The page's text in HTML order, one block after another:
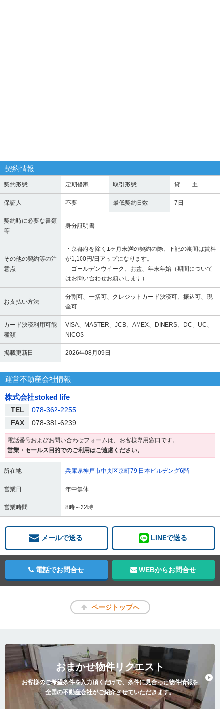
契約情報
契約形態 定期借家 取引形態 貸 主
保証人 不要 最低契約日数 7日
契約時に必要な書類
等
身分証明書
その他の契約等の注
意点
・京都府を除く1ヶ月未満の契約の際、下記の期間は賃料
が1,100円/日アップになります。
ゴールデンウイーク、お盆、年末年始（期間について
はお問い合わせお願いします）
お支払い方法
分割可、一括可、クレジットカード決済可、振込可、現
金可
カード決済利用可能
種類
VISA、MASTER、JCB、AMEX、DINERS、DC、UC、
NICOS
掲載更新日 2026年08月09日
運営不動産会社情報
株式会社stoked life
TEL
078-362-2255
FAX
078-381-6239
電話番号およびお問い合わせフォームは、お客様専用窓口です。
営業・セールス目的でのご利用はご遠慮ください。
所在地 兵庫県神戸市中央区京町79 日本ビルヂング6階
営業日 年中無休
営業時間 8時～22時
メールで送る LINEで送る
電話でお問合せ WEBからお問合せ
ページトップへ
おまかせ物件リクエスト
お客様のご希望条件を入力頂くだけで、条件に見合った物件情報を
全国の不動産会社がご紹介させていただきます。